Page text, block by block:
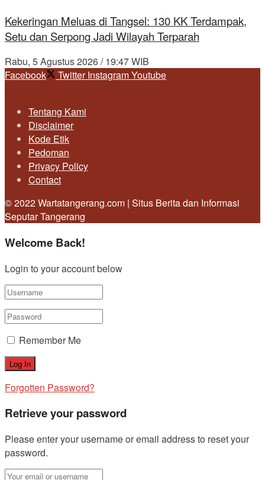
Kekeringan Meluas di Tangsel: 130 KK Terdampak,
Setu dan Serpong Jadi Wilayah Terparah
Rabu, 5 Agustus 2026 / 19:47 WIB
Facebook
Twitter InstagramYoutube
Tentang Kami
Disclaimer
Kode Etik
Pedoman
Privacy Policy
Contact
© 2022 Wartatangerang.com | Situs Berita dan Informasi
Seputar Tangerang
Welcome Back!
Login to your account below
Remember Me
Forgotten Password?
Retrieve your password
Please enter your username or email address to reset your
password.